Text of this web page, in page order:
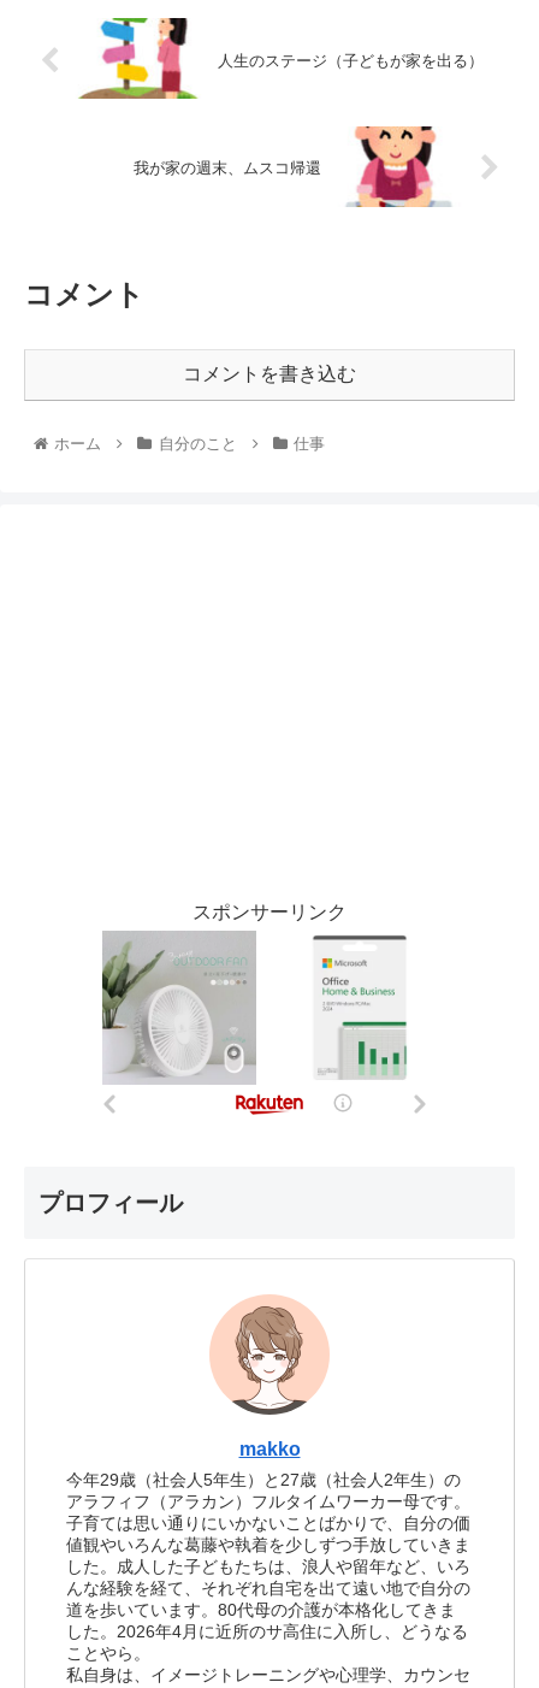
人生のステージ（子どもが家を出る）
我が家の週末、ムスコ帰還
コメント
コメントを書き込む
ホーム 自分のこと 仕事
スポンサーリンク
プロフィール
makko
今年29歳（社会人5年生）と27歳（社会人2年生）の
アラフィフ（アラカン）フルタイムワーカー母です。
子育ては思い通りにいかないことばかりで、自分の価
値観やいろんな葛藤や執着を少しずつ手放していきま
した。成人した子どもたちは、浪人や留年など、いろ
んな経験を経て、それぞれ自宅を出て遠い地で自分の
道を歩いています。80代母の介護が本格化してきま
した。2026年4月に近所のサ高住に入所し、どうなる
ことやら。
私自身は、イメージトレーニングや心理学、カウンセ